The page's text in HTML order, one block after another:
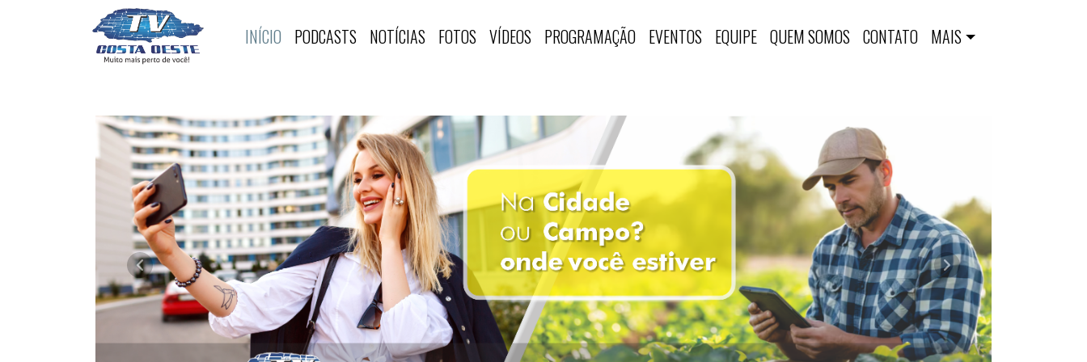
INÍCIO PODCASTS NOTÍCIAS FOTOS VÍDEOS PROGRAMAÇÃO EVENTOS EQUIPE QUEM SOMOS CONTATO MAIS
TV COSTA OESTE
Anterior Próximo